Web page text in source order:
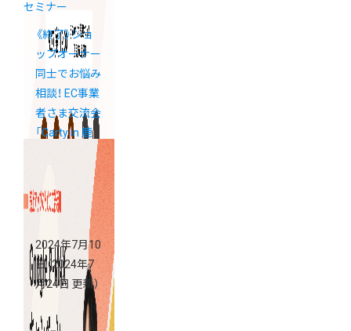
セミナー
《終了》ショ
ップオーナー
同士でお悩み
相談！ EC事業
者さま交流会
「Carty in 鹿
2024年7月10
日（2024年7
月24日 更新）